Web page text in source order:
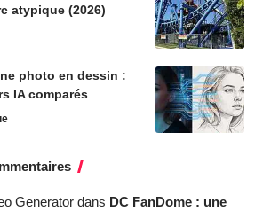
atypique (2026)
photo en dessin :
IA comparés
Generator dans DC FanDome : une